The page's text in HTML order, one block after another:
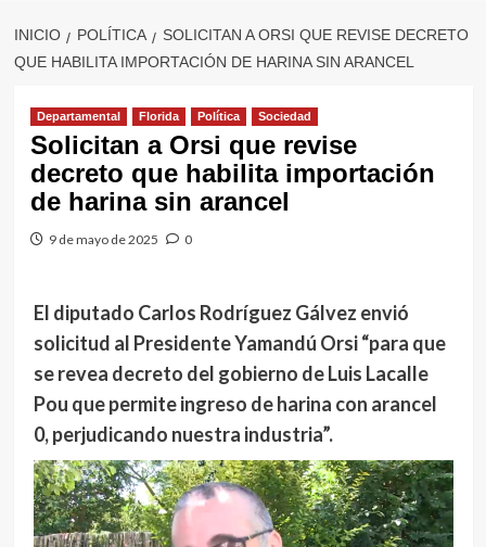
INICIO POLÍTICA
SOLICITAN A ORSI QUE REVISE DECRETO
QUE HABILITA IMPORTACIÓN DE HARINA SIN ARANCEL
Departamental Florida Política Sociedad
Solicitan a Orsi que revise
decreto que habilita importación
de harina sin arancel
9 de mayo de 2025 0
El diputado Carlos Rodríguez Gálvez envió
solicitud al Presidente Yamandú Orsi “para que
se revea decreto del gobierno de Luis Lacalle
Pou que permite ingreso de harina con arancel
0, perjudicando nuestra industria”.